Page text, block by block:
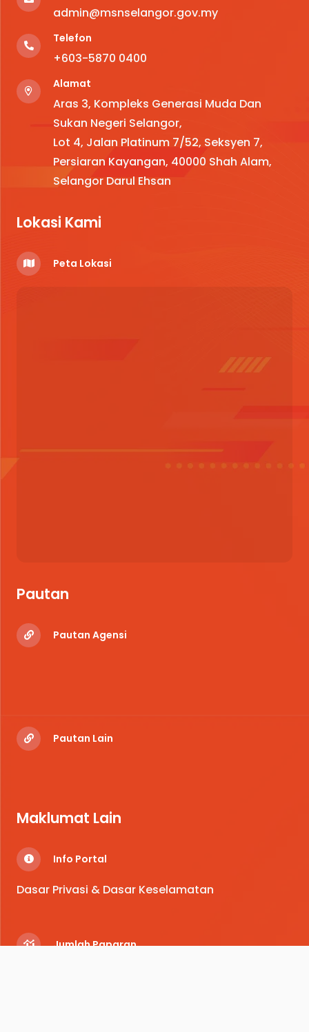
admin@msnselangor.gov.my
Telefon
+603-5870 0400
Alamat
Aras 3, Kompleks Generasi Muda Dan
Sukan Negeri Selangor,
Lot 4, Jalan Platinum 7/52, Seksyen 7,
Persiaran Kayangan, 40000 Shah Alam,
Selangor Darul Ehsan
Lokasi Kami
Peta Lokasi
Pautan
Pautan Agensi
Pautan Lain
Maklumat Lain
Info Portal
Dasar Privasi & Dasar Keselamatan
Jumlah Paparan